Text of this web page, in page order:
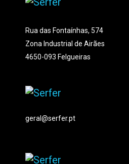
Rua das Fontaínhas, 574
Zona Industrial de Airães
4650-093 Felgueiras
geral@serfer.pt